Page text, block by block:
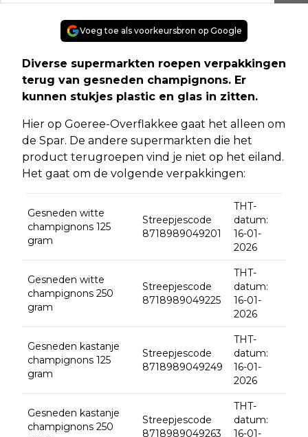
Voeg toe als voorkeursbron op Google
Diverse supermarkten roepen verpakkingen
terug van gesneden champignons. Er
kunnen stukjes plastic en glas in zitten.
Hier op Goeree-Overflakkee gaat het alleen om
de Spar. De andere supermarkten die het
product terugroepen vind je niet op het eiland.
Het gaat om de volgende verpakkingen:
Gesneden witte
champignons 125
gram
Streepjescode
8718989049201
THT-
datum:
16-01-
2026
Gesneden witte
champignons 250
gram
Streepjescode
8718989049225
THT-
datum:
16-01-
2026
Gesneden kastanje
champignons 125
gram
Streepjescode
8718989049249
THT-
datum:
16-01-
2026
Gesneden kastanje
champignons 250
Streepjescode
8718989049263
THT-
datum:
16-01-